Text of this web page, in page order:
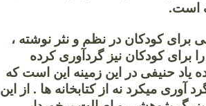
کودک است.
برای کودکان در نظم و نثر نوشته ،
را برای کودکان نیز گردآوری کرده
یاد حنیفی در این زمینه این است که
آوری میکرد نه از کتابخانه ها . از این